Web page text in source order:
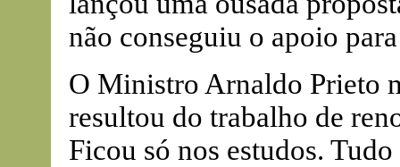
não conseguiu o apoio
O Ministro Arnaldo Prieto
resultou do trabalho de
Ficou só nos estudos.